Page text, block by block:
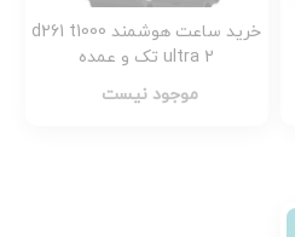
خرید ساعت هوشمند d261 t1000
ultra 2 تک و عمده
موجود نیست